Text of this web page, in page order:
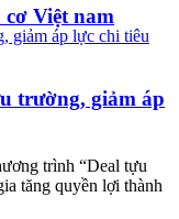
Việt nam
trường, giảm áp
trình “Deal tựu
tăng quyền lợi thành